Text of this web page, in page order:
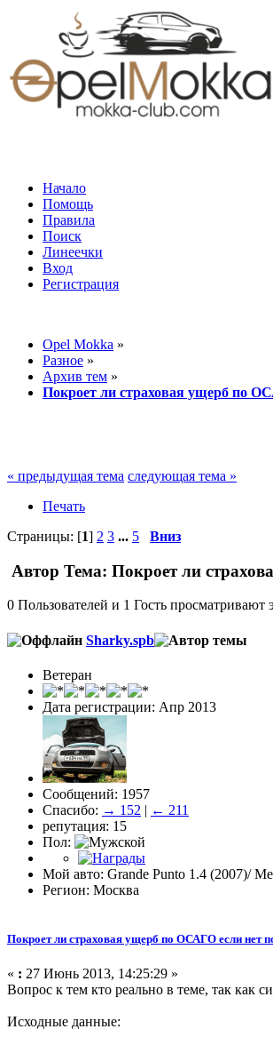
Начало
Помощь
Правила
Поиск
Линеечки
Вход
Регистрация
Opel Mokka »
Разное »
Архив тем »
Покроет ли страховая ущерб по
« предыдущая тема следующая тема »
Печать
Страницы: [1] 2 3 ... 5 Вниз
Автор Тема: Покроет ли
0 Пользователей и 1 Гость просматривают
Sharky.spb
Ветеран
Дата регистрации: Апр 2013
Сообщений: 1957
Спасибо: → 152 | ← 211
репутация: 15
Пол:
Мой авто: Grande Punto 1.4 (2007)/
Регион: Москва
Покроет ли страховая ущерб по ОСАГО если нет
« : 27 Июнь 2013, 14:25:29 »
Вопрос к тем кто реально в теме, так как
Исходные данные: